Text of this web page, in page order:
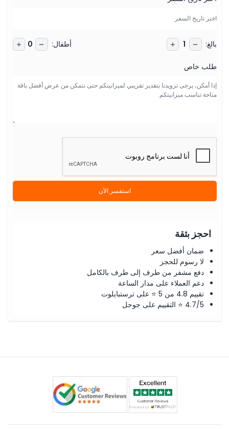
بالغ:
1 أطفال:
0
طلب خاص
استفسر الآن
احجز بثقة
ضمان أفضل سعر
لا رسوم للحجز
دفع مشفر من طرف إلى طرف بالكامل
دعم العملاء على مدار الساعة
تقييم 4.8 من 5 ⭐ على ترستبايلوت
4.7/5 ⭐ التقييم على جوجل